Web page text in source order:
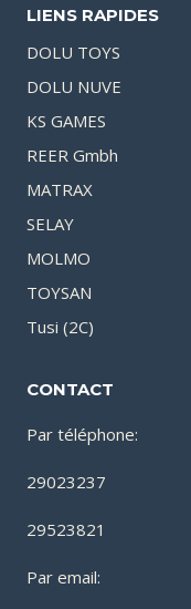
LIENS RAPIDES
DOLU TOYS
DOLU NUVE
KS GAMES
REER Gmbh
MATRAX
SELAY
MOLMO
TOYSAN
Tusi (2C)
CONTACT
Par téléphone:
29023237
29523821
Par email: